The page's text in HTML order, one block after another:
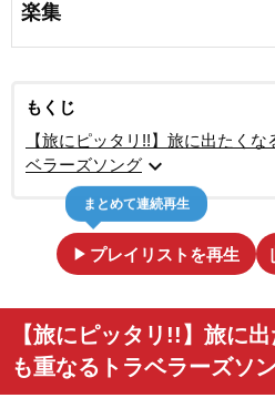
楽集
もくじ
【旅にピッタリ!!】旅に出たく
ベラーズソング expand_more
play_arrow プレイリストを再生
まとめて連続再生
【旅にピッタリ!!】旅に
も重なるトラベラーズソ